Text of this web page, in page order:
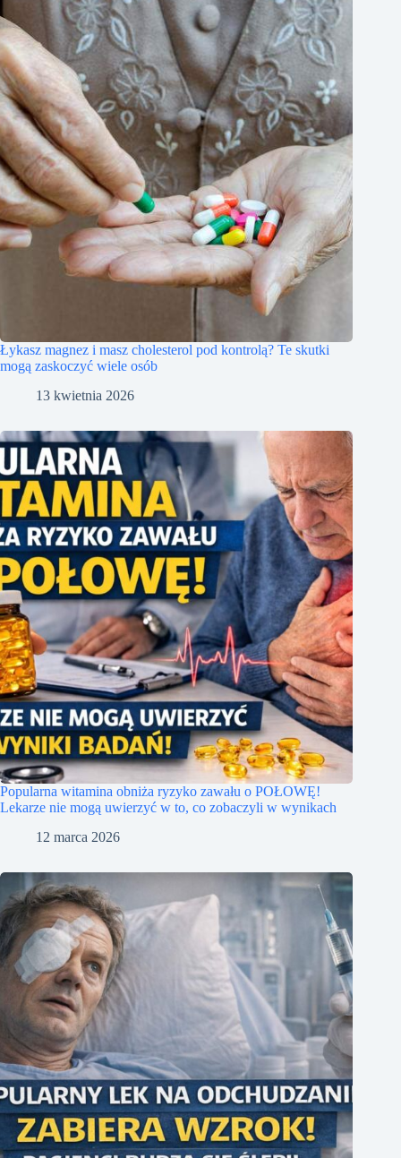
Łykasz magnez i masz cholesterol pod kontrolą? Te skutki
mogą zaskoczyć wiele osób
13 kwietnia 2026
Popularna witamina obniża ryzyko zawału o POŁOWĘ!
Lekarze nie mogą uwierzyć w to, co zobaczyli w wynikach
12 marca 2026